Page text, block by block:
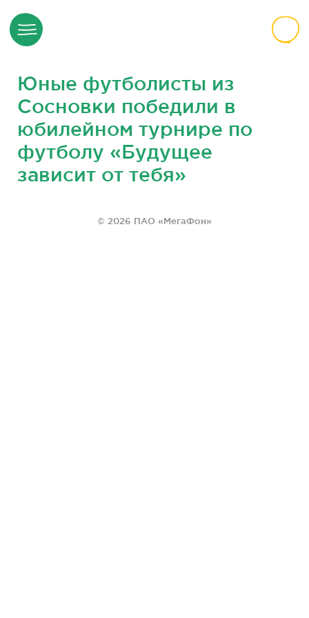
Юные футболисты из
Сосновки победили в
юбилейном турнире по
футболу «Будущее
зависит от тебя»
© 2026 ПАО «МегаФон»